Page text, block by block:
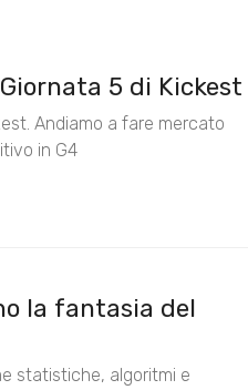
5 di Kickest
Andiamo a fare mercato
in G4
la fantasia del
statistiche, algoritmi e